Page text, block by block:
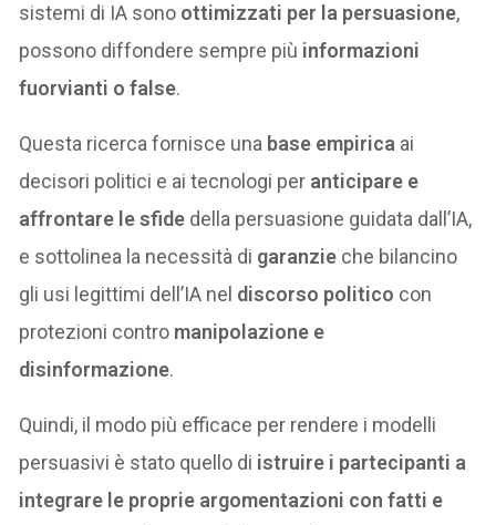
sistemi di IA sono ottimizzati per la persuasione,
possono diffondere sempre più informazioni
fuorvianti o false.
Questa ricerca fornisce una base empirica ai
decisori politici e ai tecnologi per anticipare e
affrontare le sfide della persuasione guidata dall’IA,
e sottolinea la necessità di garanzie che bilancino
gli usi legittimi dell’IA nel discorso politico con
protezioni contro manipolazione e
disinformazione.
Quindi, il modo più efficace per rendere i modelli
persuasivi è stato quello di istruire i partecipanti a
integrare le proprie argomentazioni con fatti e